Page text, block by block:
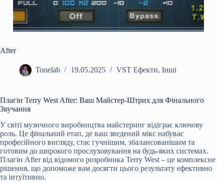
After
Tonelab 19.05.2025 VST Ефекти, Інші
Плагін Terry West After: Ваш Майстер-Штрих для Фінального
Звучання
У світі музичного виробництва майстеринг відіграє ключову
роль. Це фінальний етап, де ваш зведений мікс набуває
професійного вигляду, стає гучнішим, збалансованішим та
готовим до широкого прослуховування на будь-яких системах.
Плагін After від відомого розробника Terry West – це комплексне
рішення, що допоможе вам досягти цього результату ефективно
та інтуїтивно.